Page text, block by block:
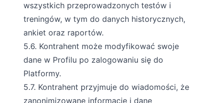
wszystkich przeprowadzonych testów i
treningów, w tym do danych historycznych,
ankiet oraz raportów.
5.6. Kontrahent może modyfikować swoje
dane w Profilu po zalogowaniu się do
Platformy.
5.7. Kontrahent przyjmuje do wiadomości, że
zanonimizowane informacje i dane